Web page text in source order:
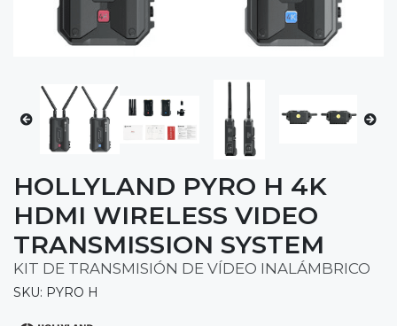
HOLLYLAND PYRO H 4K
HDMI WIRELESS VIDEO
TRANSMISSION SYSTEM
KIT DE TRANSMISIÓN DE VÍDEO INALÁMBRICO
SKU: PYRO H